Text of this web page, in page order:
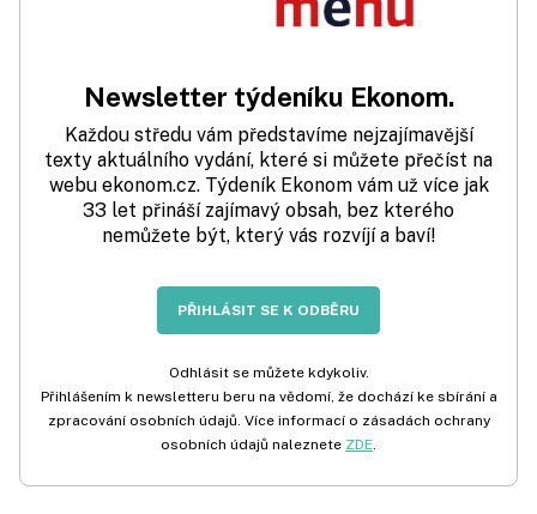
Newsletter týdeníku Ekonom.
Každou středu vám představíme nejzajímavější
texty aktuálního vydání, které si můžete přečíst na
webu ekonom.cz. Týdeník Ekonom vám už více jak
33 let přináší zajímavý obsah, bez kterého
nemůžete být, který vás rozvíjí a baví!
PŘIHLÁSIT SE K ODBĚRU
Odhlásit se můžete kdykoliv.
Přihlášením k newsletteru beru na vědomí, že dochází ke sbírání a
zpracování osobních údajů. Více informací o zásadách ochrany
osobních údajů naleznete ZDE